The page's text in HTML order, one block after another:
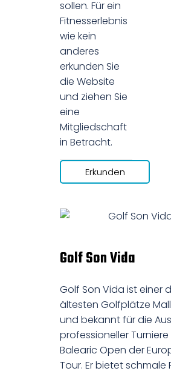
sollen. Für ein
Fitnesserlebnis
wie kein
anderes
erkunden Sie
die Website
und ziehen Sie
eine
Mitgliedschaft
in Betracht.
Erkunden
Golf Son Vida
Golf Son Vida ist einer
ältesten Golfplätze
und bekannt für die
professioneller
Balearic Open der
Tour. Er bietet schmale